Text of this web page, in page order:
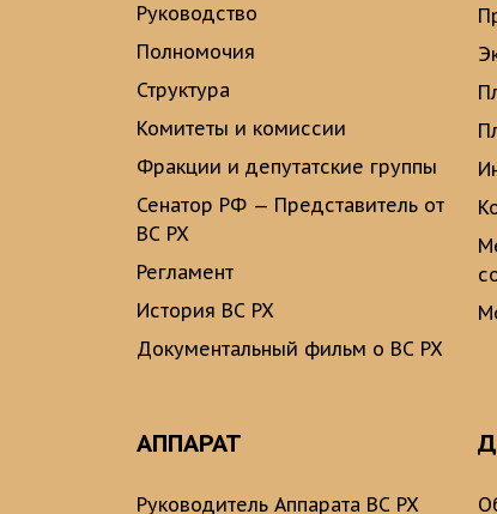
Руководство
Полномочия
Структура
Комитеты и комиссии
Фракции и депутатские группы
Сенатор РФ — Представитель от
ВС РХ
Регламент
История ВС РХ
Документальный фильм о ВС РХ
АППАРАТ
Руководитель Аппарата ВС РХ